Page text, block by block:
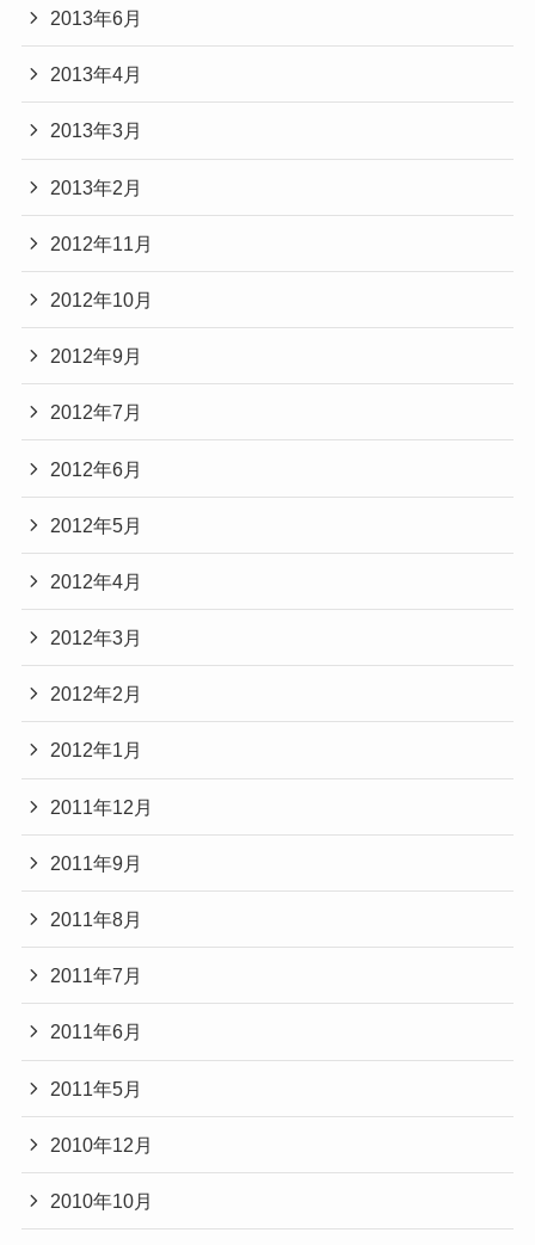
2013年6月
2013年4月
2013年3月
2013年2月
2012年11月
2012年10月
2012年9月
2012年7月
2012年6月
2012年5月
2012年4月
2012年3月
2012年2月
2012年1月
2011年12月
2011年9月
2011年8月
2011年7月
2011年6月
2011年5月
2010年12月
2010年10月